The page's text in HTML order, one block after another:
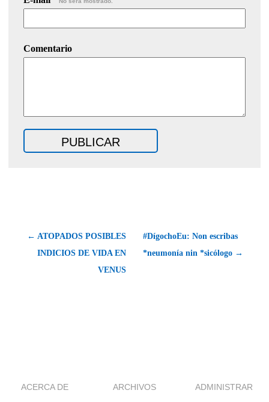
Comentario
← ATOPADOS POSIBLES
INDICIOS DE VIDA EN
VENUS
#DígochoEu: Non escribas
*neumonía nin *sicólogo →
ACERCA DE ARCHIVOS ADMINISTRAR